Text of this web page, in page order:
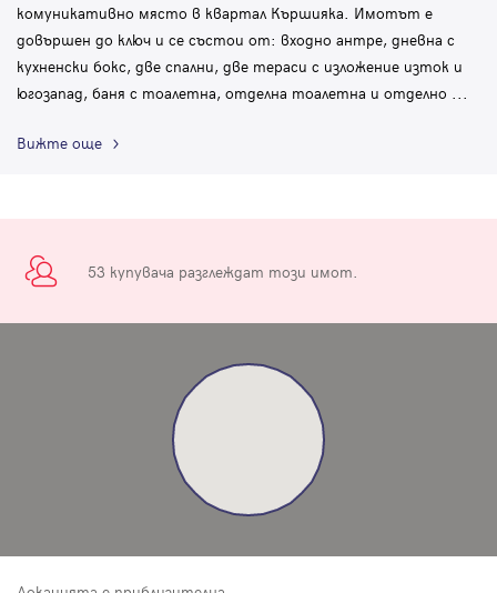
комуникативно място в квартал Кършияка. Имотът е
довършен до ключ и се състои от: входно антре, дневна с
кухненски бокс, две спални, две тераси с изложение изток и
югозапад, баня с тоалетна, отделна тоалетна и отделно ...
Вижте още
53 купувача разглеждат този имот.